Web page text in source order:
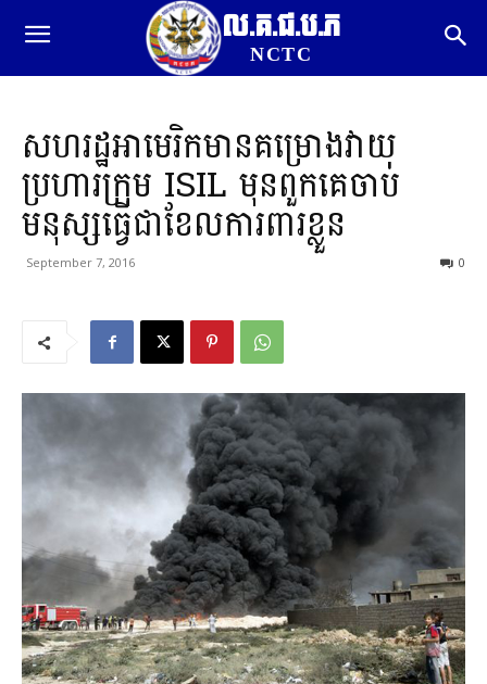
ល.គ.ជ.ប.ភ
NCTC
សហរដ្ឋអាមេរិកមានគម្រោងវាយ
ប្រហារក្រុម ISIL មុនពួកគេចាប់
មនុស្សធ្វើជាខែលការពារខ្លួន
September 7, 2016 0